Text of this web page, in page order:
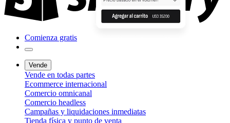
Comienza gratis
Vende
Vende en todas partes
Ecommerce internacional
Comercio omnicanal
Comercio headless
Campañas y liquidaciones inmediatas
Tienda física y punto de venta